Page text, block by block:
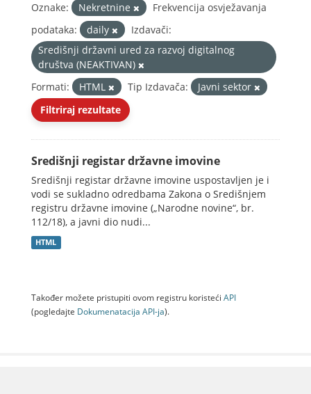
Oznake: Nekretnine
Frekvencija osvježavanja
podataka:
daily
Izdavači:
Središnji državni ured za razvoj digitalnog
društva (NEAKTIVAN)
Formati:
HTML Tip Izdavača:
Javni sektor
Filtriraj rezultate
Središnji registar državne imovine
Središnji registar državne imovine uspostavljen je i
vodi se sukladno odredbama Zakona o Središnjem
registru državne imovine („Narodne novine“, br.
112/18), a javni dio nudi...
HTML
Također možete pristupiti ovom registru koristeći API
(pogledajte Dokumenаtаcijа API-jа).